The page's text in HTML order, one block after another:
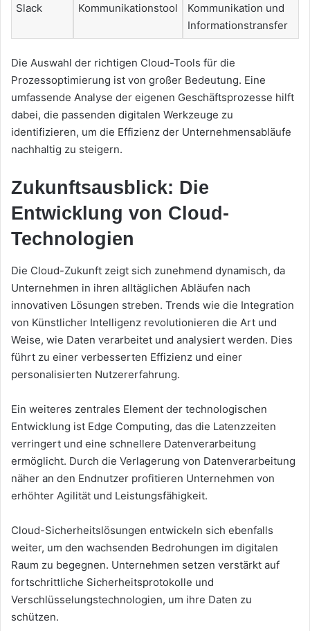
Slack Kommunikationstool
Kommunikation und
Informationstransfer
Die Auswahl der richtigen Cloud-Tools für die
Prozessoptimierung ist von großer Bedeutung. Eine
umfassende Analyse der eigenen Geschäftsprozesse hilft
dabei, die passenden digitalen Werkzeuge zu
identifizieren, um die Effizienz der Unternehmensabläufe
nachhaltig zu steigern.
Zukunftsausblick: Die
Entwicklung von Cloud-
Technologien
Die Cloud-Zukunft zeigt sich zunehmend dynamisch, da
Unternehmen in ihren alltäglichen Abläufen nach
innovativen Lösungen streben. Trends wie die Integration
von Künstlicher Intelligenz revolutionieren die Art und
Weise, wie Daten verarbeitet und analysiert werden. Dies
führt zu einer verbesserten Effizienz und einer
personalisierten Nutzererfahrung.
Ein weiteres zentrales Element der technologischen
Entwicklung ist Edge Computing, das die Latenzzeiten
verringert und eine schnellere Datenverarbeitung
ermöglicht. Durch die Verlagerung von Datenverarbeitung
näher an den Endnutzer profitieren Unternehmen von
erhöhter Agilität und Leistungsfähigkeit.
Cloud-Sicherheitslösungen entwickeln sich ebenfalls
weiter, um den wachsenden Bedrohungen im digitalen
Raum zu begegnen. Unternehmen setzen verstärkt auf
fortschrittliche Sicherheitsprotokolle und
Verschlüsselungstechnologien, um ihre Daten zu
schützen.